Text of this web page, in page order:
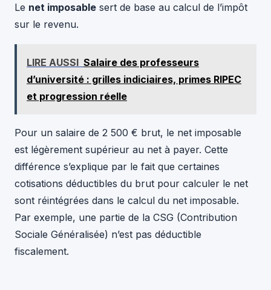
Le net imposable sert de base au calcul de l’impôt
sur le revenu.
LIRE AUSSI Salaire des professeurs
d’université : grilles indiciaires, primes RIPEC
et progression réelle
Pour un salaire de 2 500 € brut, le net imposable
est légèrement supérieur au net à payer. Cette
différence s’explique par le fait que certaines
cotisations déductibles du brut pour calculer le net
sont réintégrées dans le calcul du net imposable.
Par exemple, une partie de la CSG (Contribution
Sociale Généralisée) n’est pas déductible
fiscalement.